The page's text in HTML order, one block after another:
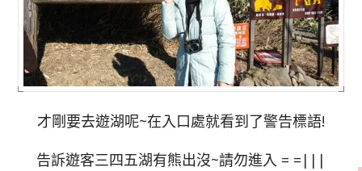
才剛要去遊湖呢~在入口處就看到了警告標語!
告訴遊客三四五湖有熊出沒~請勿進入 = =|||